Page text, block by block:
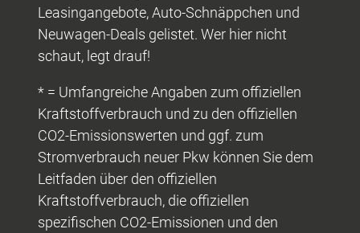
Leasingangebote, Auto-Schnäppchen und
Neuwagen-Deals gelistet. Wer hier nicht
schaut, legt drauf!
* = Umfangreiche Angaben zum offiziellen
Kraftstoffverbrauch und zu den offiziellen
CO2-Emissionswerten und ggf. zum
Stromverbrauch neuer Pkw können Sie dem
Leitfaden über den offiziellen
Kraftstoffverbrauch, die offiziellen
spezifischen CO2-Emissionen und den